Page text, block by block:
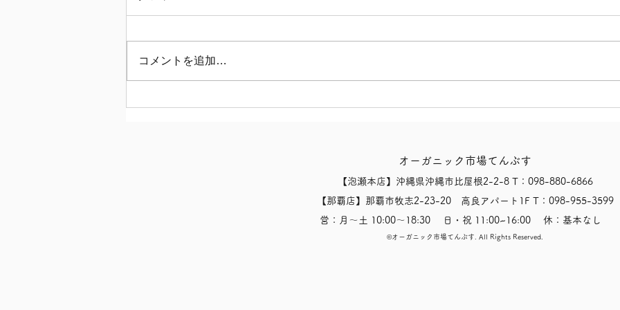
【オーガニックトマトジュー
【有機インディアンペールエ
【ウ
コメントを追加…
オーガニック市場てんぶす
【泡瀬本店】沖縄県沖縄市比屋根2-2-8 T：098-880-6866
【那覇店】那覇市牧志2-23-20 高良アパート1F T：098-955-3599
営：月〜土 10:00〜18:30 日・祝 11:00~16:00 休：基本なし
​©オーガニック市場てんぶす. All Rights Reserved.